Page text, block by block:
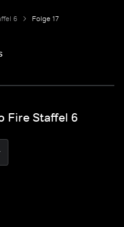
6 Folge 17
Fire Staffel 6